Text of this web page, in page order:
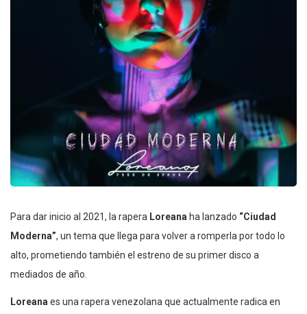
Para dar inicio al 2021, la rapera Loreana ha lanzado “Ciudad
Moderna”, un tema que llega para volver a romperla por todo lo
alto, prometiendo también el estreno de su primer disco a
mediados de año.
Loreana es una rapera venezolana que actualmente radica en